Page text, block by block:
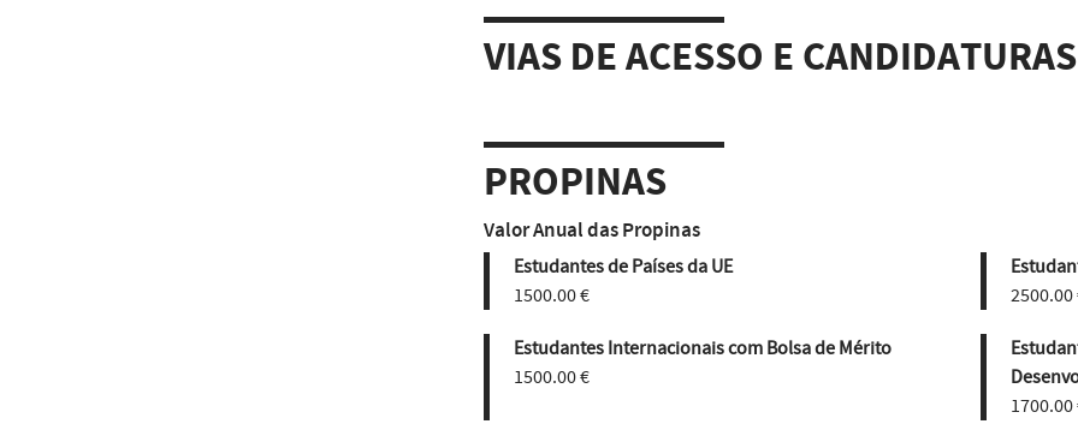
VIAS DE ACESSO E CANDIDATURAS
PROPINAS
Valor Anual das Propinas
Estudantes de Países da UE
1500.00 €
2500.00
Estudantes Internacionais com Bolsa de Mérito
1500.00 €
1700.00